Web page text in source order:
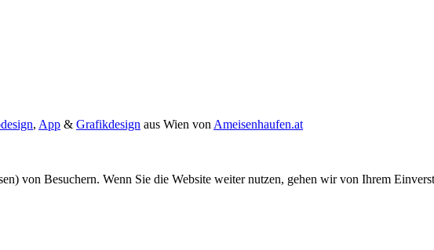
, App & Grafikdesign aus Wien vonAmeisenhaufen.at
von Besuchern. Wenn Sie die Website weiter nutzen, gehen wir von Ihrem